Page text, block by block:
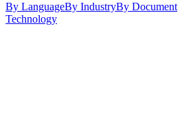
By LanguageBy IndustryBy Document
Technology